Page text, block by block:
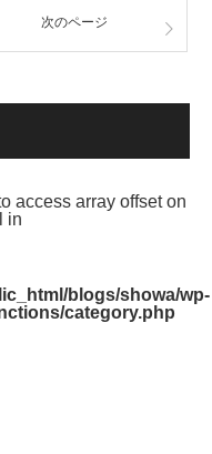
次のページ
access array offset on
in
blogs/showa/wp-
category.php